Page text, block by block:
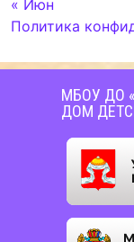
« Июн
Политика
МБОУ ДО
ДОМ